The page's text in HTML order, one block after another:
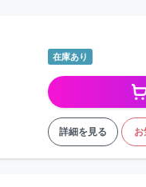
在庫あり
詳細を見る